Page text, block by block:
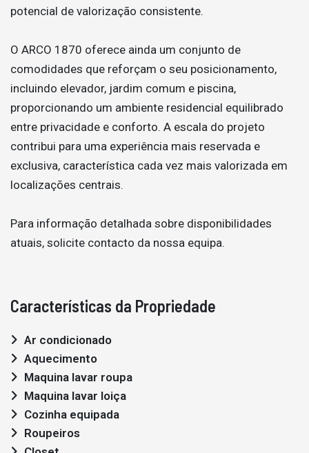
potencial de valorização consistente.
O ARCO 1870 oferece ainda um conjunto de
comodidades que reforçam o seu posicionamento,
incluindo elevador, jardim comum e piscina,
proporcionando um ambiente residencial equilibrado
entre privacidade e conforto. A escala do projeto
contribui para uma experiência mais reservada e
exclusiva, característica cada vez mais valorizada em
localizações centrais.
Para informação detalhada sobre disponibilidades
atuais, solicite contacto da nossa equipa.
Características da Propriedade
Ar condicionado
Aquecimento
Maquina lavar roupa
Maquina lavar loiça
Cozinha equipada
Roupeiros